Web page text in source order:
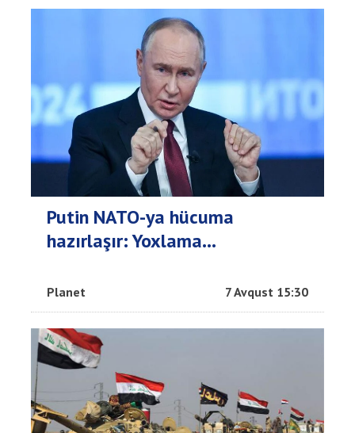
Putin NATO-ya hücuma
hazırlaşır: Yoxlama...
Planet 7 Avqust 15:30